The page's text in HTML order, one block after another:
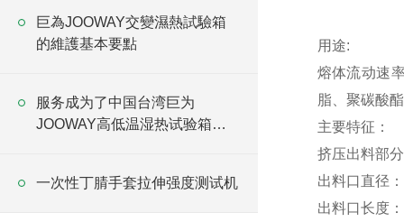
巨為JOOWAY交變濕熱試驗箱
的維護基本要點
服务成为了中国台湾巨为
JOOWAY高低温湿热试验箱的
一次性丁腈手套拉伸强度测试机
用途:
熔体流动速
脂、聚碳酸酯
主要特征：
挤压出料部
出料口直径
出料口长度